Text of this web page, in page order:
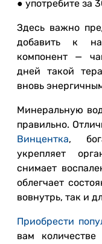
● употребите за
Здесь важно
добавить к
компонент —
дней такой
вновь
Минеральную
правильно.
Винцентка,
укрепляет
снимает
облегчает
вовнутрь, так и
Приобрести
вам